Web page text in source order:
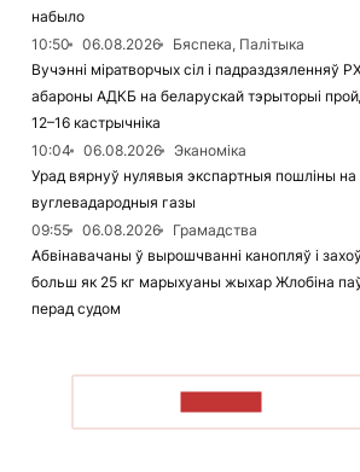
набыло
10:50
06.08.2026
Бяспека, Палітыка
Вучэнні міратворчых сіл і падраздзяленняў
абароны АДКБ на беларускай тэрыторыі
12–16 кастрычніка
10:04
06.08.2026
Эканоміка
Урад вярнуў нулявыя экспартныя пошліны на
вуглевадародныя газы
09:55
06.08.2026
Грамадства
Абвінавачаны ў вырошчванні канопляў і
больш як 25 кг марыхуаны жыхар Жлобіна
перад судом